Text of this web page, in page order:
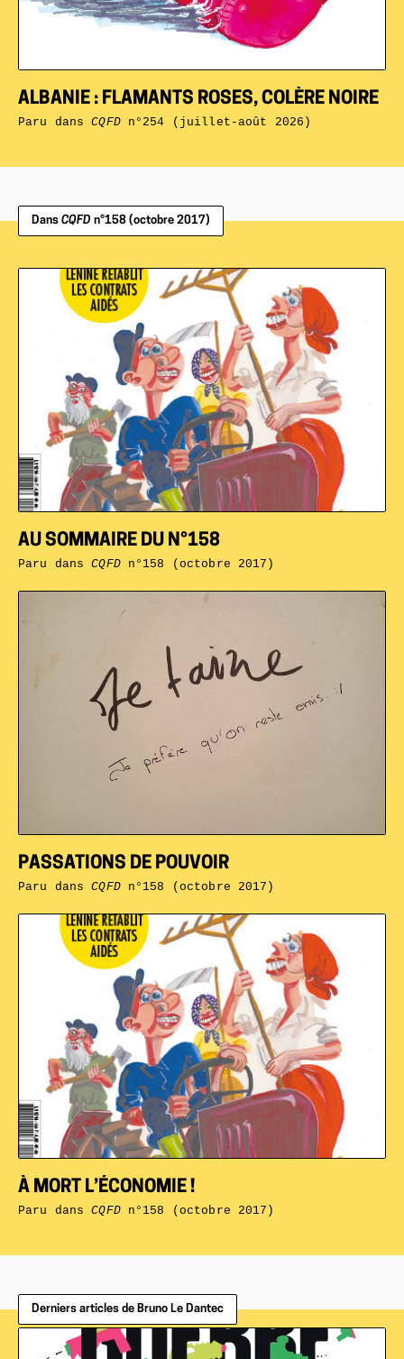
ALBANIE : FLAMANTS ROSES, COLÈRE NOIRE
Paru dansCQFDn°254 (juillet-août 2026)
Dans CQFD n°158 (octobre 2017)
À MORT L’ÉCONOMIE !
Paru dansCQFDn°158 (octobre 2017)
PASSATIONS DE POUVOIR
Paru dansCQFDn°158 (octobre 2017)
AU SOMMAIRE DU N°158
Paru dansCQFDn°158 (octobre 2017)
Derniers articles de Bruno Le Dantec